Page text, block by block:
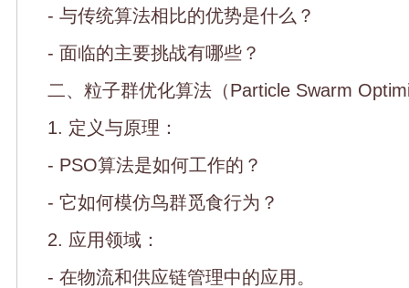
- 与传统算法相比的优势是什么？
- 面临的主要挑战有哪些？
二、粒子群优化算法（Particle Swarm
1. 定义与原理：
- PSO算法是如何工作的？
- 它如何模仿鸟群觅食行为？
2. 应用领域：
- 在物流和供应链管理中的应用。